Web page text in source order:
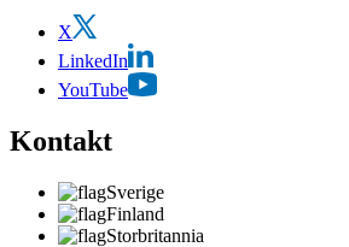
X
LinkedIn
YouTube
Kontakt
Sverige
Finland
Storbritannia